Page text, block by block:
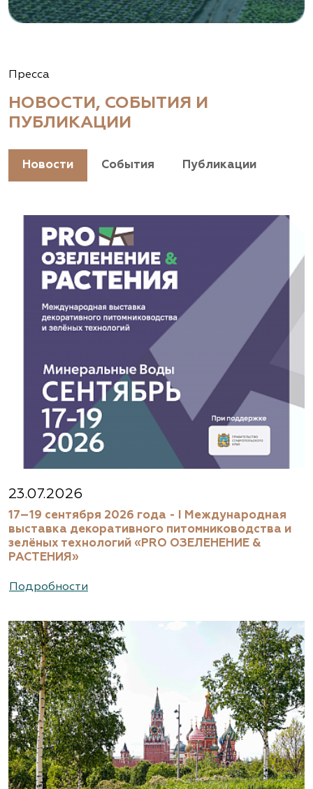
Пресса
НОВОСТИ, СОБЫТИЯ И
ПУБЛИКАЦИИ
Новости События Публикации
23.07.2026
17–19 сентября 2026 года - I Международная
выставка декоративного питомниководства и
зелёных технологий «PRO ОЗЕЛЕНЕНИЕ &
РАСТЕНИЯ»
Подробности